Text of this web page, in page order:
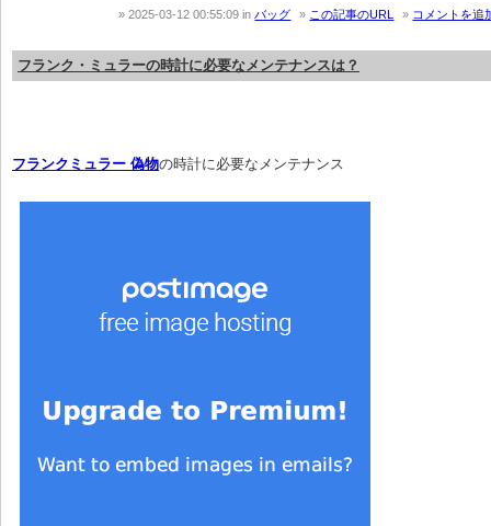
2025-03-12 00:55:09inバッグ この記事のURL コメントを追
フランク・ミュラーの時計に必要なメンテナンスは？
フランクミュラー 偽物の時計に必要なメンテナンス